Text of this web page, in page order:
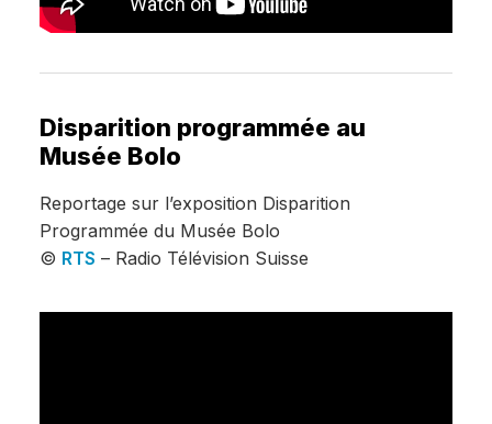
Disparition programmée au
Musée Bolo
Reportage sur l’exposition Disparition
Programmée du Musée Bolo
© RTS – Radio Télévision Suisse